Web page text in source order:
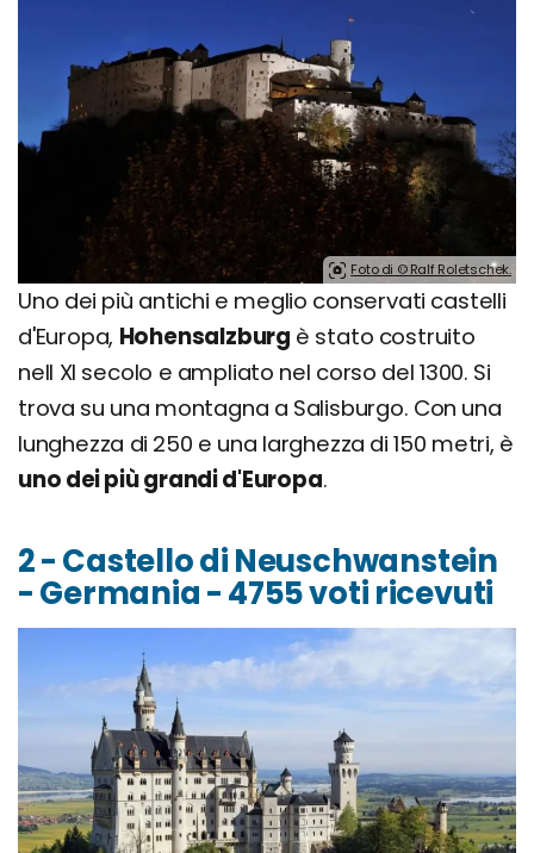
Foto di © Ralf Roletschek.
Uno dei più antichi e meglio conservati castelli
d'Europa, Hohensalzburg è stato costruito
nell XI secolo e ampliato nel corso del 1300. Si
trova su una montagna a Salisburgo. Con una
lunghezza di 250 e una larghezza di 150 metri, è
uno dei più grandi d'Europa.
2 - Castello di Neuschwanstein
- Germania - 4755 voti ricevuti